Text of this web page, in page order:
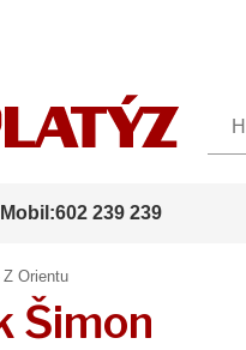
Mobil:602 239 239
Orientu
Šimon